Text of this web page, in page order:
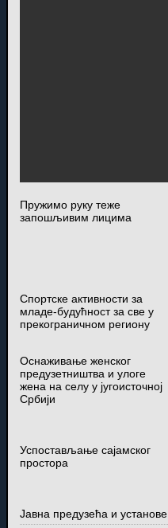
Пружимо руку теже
запошљивим лицима
Спортске активности за
младе-будућност за све у
прекограничном региону
Оснаживање женског
предузетништва и улоге
жена на селу у југоисточној
Србији
Успостављање сајамског
простора
Јавна предузећа и установе